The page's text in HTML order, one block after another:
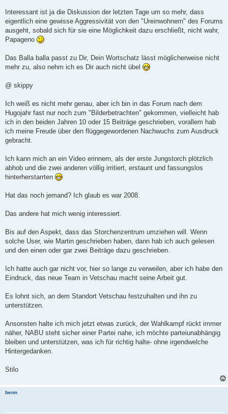
Interessant ist ja die Diskussion der letzten Tage um so mehr, dass
eigentlich eine gewisse Aggressivität von den "Ureinwohnern" des Forums
ausgeht, sobald sich für sie eine Möglichkeit dazu erschließt, nicht wahr,
Papageno
Das Balla balla passt zu Dir, Dein Wortschatz lässt möglicherweise nicht
mehr zu, also nehm ich es Dir auch nicht übel
@ skippy
Ich weiß es nicht mehr genau, aber ich bin in das Forum nach dem
Hugojahr fast nur noch zum "Bilderbetrachten" gekommen, vielleicht hab
ich in den beiden Jahren 10 oder 15 Beiträge geschrieben, vorallem hab
ich meine Freude über den flüggegewordenen Nachwuchs zum Ausdruck
gebracht.
Ich kann mich an ein Video erinnern, als der erste Jungstorch plötzlich
abhob und die zwei anderen völlig irritiert, erstaunt und fassungslos
hinterherstarrten
Hat das noch jemand? Ich glaub es war 2008.
Das andere hat mich wenig interessiert.
Bis auf den Aspekt, dass das Storchenzentrum umziehen will. Wenn
solche User, wie Martin geschrieben haben, dann hab ich auch gelesen
und den einen oder gar zwei Beiträge dazu geschrieben.
Ich hatte auch gar nicht vor, hier so lange zu verweilen, aber ich habe den
Eindruck, das neue Team in Vetschau macht seine Arbeit gut.
Es lohnt sich, an dem Standort Vetschau festzuhalten und ihn zu
unterstützen.
Ansonsten halte ich mich jetzt etwas zurück, der Wahlkampf rückt immer
näher, NABU steht sicher einer Partei nahe, ich möchte parteiunabhängig
bleiben und unterstützen, was ich für richtig halte- ohne irgendwelche
Hintergedanken.
Stilo
benn